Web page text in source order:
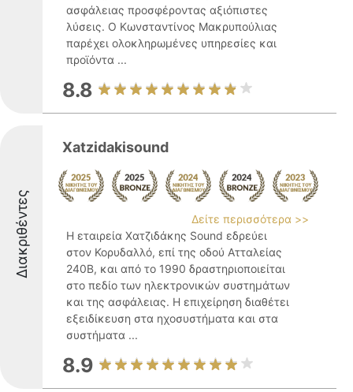
ασφάλειας προσφέροντας αξιόπιστες
λύσεις. Ο Κωνσταντίνος Μακρυπούλιας
παρέχει ολοκληρωμένες υπηρεσίες και
προϊόντα ...
8.8
Διακριθέντες
Xatzidakisound
Δείτε περισσότερα >>
Η εταιρεία Χατζιδάκης Sound εδρεύει
στον Κορυδαλλό, επί της οδού Ατταλείας
240Β, και από το 1990 δραστηριοποιείται
στο πεδίο των ηλεκτρονικών συστημάτων
και της ασφάλειας. Η επιχείρηση διαθέτει
εξειδίκευση στα ηχοσυστήματα και στα
συστήματα ...
8.9